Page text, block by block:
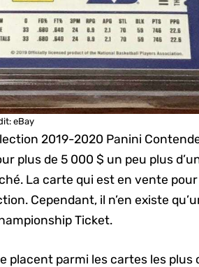
eBay
2019-2020 Panini
plus de 5 000 $ un peu plus
La carte qui est en vente pour
Cependant, il n’en existe
Ticket.
placent parmi les cartes les plus